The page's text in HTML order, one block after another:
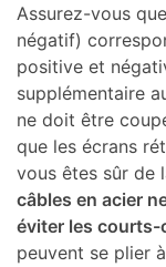
Assurez-vous
négatif)
positive et
supplémentaire
ne doit être
que les écrans
vous êtes sûr de
câbles en acier
éviter les courts-
peuvent se plier